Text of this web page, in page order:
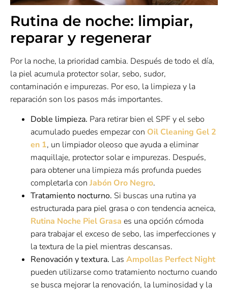
Rutina de noche: limpiar,
reparar y regenerar
Por la noche, la prioridad cambia. Después de todo el día,
la piel acumula protector solar, sebo, sudor,
contaminación e impurezas. Por eso, la limpieza y la
reparación son los pasos más importantes.
Doble limpieza. Para retirar bien el SPF y el sebo
acumulado puedes empezar con Oil Cleaning Gel 2
en 1, un limpiador oleoso que ayuda a eliminar
maquillaje, protector solar e impurezas. Después,
para obtener una limpieza más profunda puedes
completarla con Jabón Oro Negro.
Tratamiento nocturno. Si buscas una rutina ya
estructurada para piel grasa o con tendencia acneica,
Rutina Noche Piel Grasa es una opción cómoda
para trabajar el exceso de sebo, las imperfecciones y
la textura de la piel mientras descansas.
Renovación y textura. Las Ampollas Perfect Night
pueden utilizarse como tratamiento nocturno cuando
se busca mejorar la renovación, la luminosidad y la